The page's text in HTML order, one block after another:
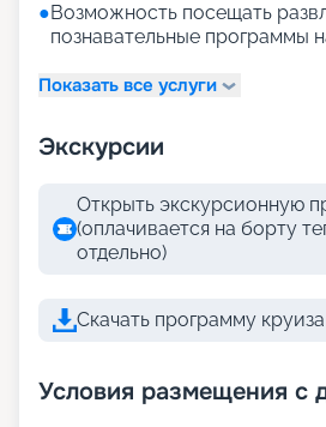
●Возможность посещать
познавательные программы
Показать все услуги
Экскурсии
Открыть экскурсионную
(оплачивается на борту
отдельно)
Скачать программу круиза
Условия размещения с